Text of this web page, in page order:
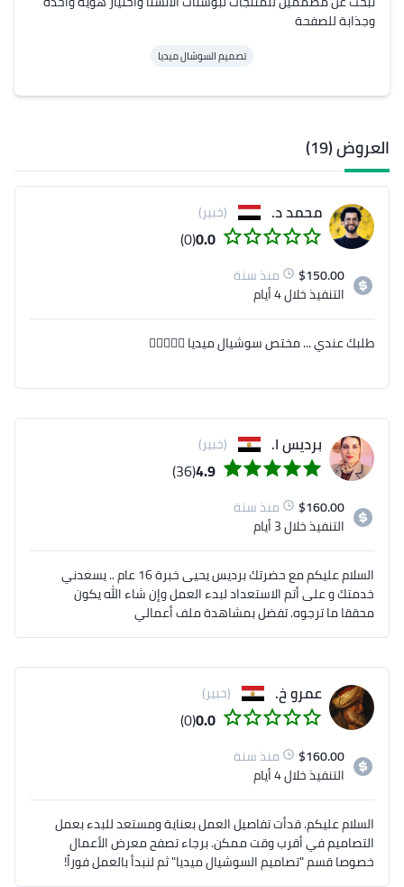
وجذابة للصفحة
تصميم السوشال ميديا
العروض (19)
محمد د. (خبير)
0.0
(0)
$150.00
منذ سنة
التنفيذخلال 4 أيام
طلبك عندي ... مختص سوشيال ميديا 👍🏻👍🏻✅
برديس ا. (خبير)
4.9
(36)
$160.00
منذ سنة
التنفيذخلال 3 أيام
السلام عليكم مع حضرتك برديس يحيى خبرة 16 عام .. يسعدني
خدمتك و على أتم الاستعداد لبدء العمل وإن شاء الله يكون
محققا ما ترجوه. تفضل بمشاهدة ملف أعمالي
عمرو خ. (خبير)
0.0
(0)
$160.00
منذ سنة
التنفيذخلال 4 أيام
السلام عليكم. قدأت تفاصيل العمل بعناية ومستعد للبدء بعمل
التصاميم في أقرب وقت ممكن. برجاء تصفح معرض الأعمال
خصوصا قسم "تصاميم السوشيال ميديا" ثم لنبدأ بالعمل فوراً!